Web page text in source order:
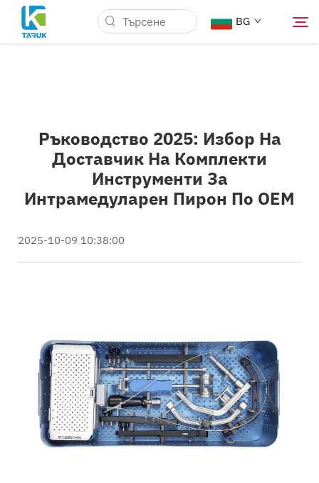
BG
Медицински пазари
За нас
Контакт
Ръководство 2025: Избор На
Доставчик На Комплекти
Инструменти За
Интрамедуларен Пирон По OEM
2025-10-09 10:38:00